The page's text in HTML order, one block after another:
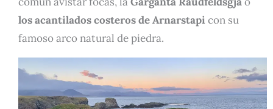
los acantilados costeros de Arnarstapi con su
famoso arco natural de piedra.